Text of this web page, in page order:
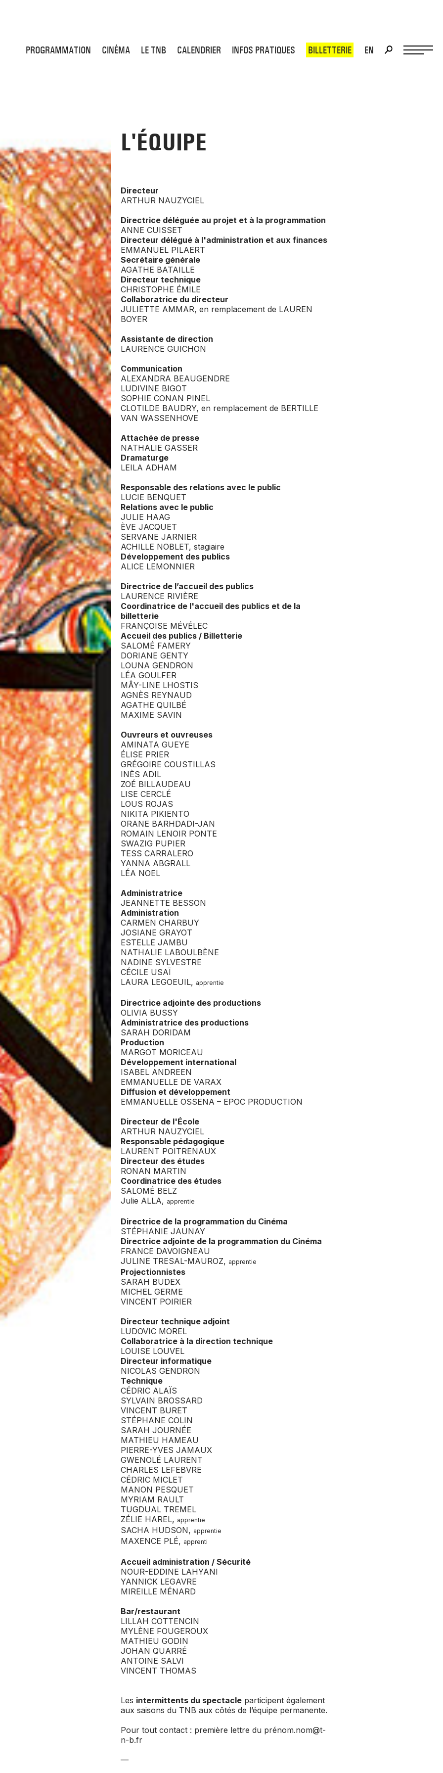
PROGRAMMATION CINÉMA LE TNB CALENDRIER INFOS PRATIQUES BILLETTERIE EN
L'ÉQUIPE
Directeur
ARTHUR NAUZYCIEL
Directrice déléguée au projet et à la programmation
ANNE CUISSET
Directeur délégué à l'administration et aux finances
EMMANUEL PILAERT
Secrétaire générale
AGATHE BATAILLE
Directeur technique
CHRISTOPHE ÉMILE
Collaboratrice du directeur
JULIETTE AMMAR, en remplacement de LAUREN
BOYER
Assistante de direction
LAURENCE GUICHON
Communication
ALEXANDRA BEAUGENDRE
LUDIVINE BIGOT
SOPHIE CONAN PINEL
CLOTILDE BAUDRY, en remplacement de BERTILLE
VAN WASSENHOVE
Attachée de presse
NATHALIE GASSER
Dramaturge
LEILA ADHAM
Responsable des relations avec le public
LUCIE BENQUET
Relations avec le public
JULIE HAAG
ÈVE JACQUET
SERVANE JARNIER
ACHILLE NOBLET, stagiaire
Développement des publics
ALICE LEMONNIER
Directrice de l’accueil des publics
LAURENCE RIVIÈRE
Coordinatrice de l'accueil des publics et de la
billetterie
FRANÇOISE MÉVÉLEC
Accueil des publics / Billetterie
SALOMÉ FAMERY
DORIANE GENTY
LOUNA GENDRON
LÉA GOULFER
MÂY-LINE LHOSTIS
AGNÈS REYNAUD
AGATHE QUILBÉ
MAXIME SAVIN
Ouvreurs et ouvreuses
AMINATA GUEYE
ÉLISE PRIER
GRÉGOIRE COUSTILLAS
INÈS ADIL
ZOÉ BILLAUDEAU
LISE CERCLÉ
LOUS ROJAS
NIKITA PIKIENTO
ORANE BARHDADI-JAN
ROMAIN LENOIR PONTE
SWAZIG PUPIER
TESS CARRALERO
YANNA ABGRALL
LÉA NOEL
Administratrice
JEANNETTE BESSON
Administration
CARMEN CHARBUY
JOSIANE GRAYOT
ESTELLE JAMBU
NATHALIE LABOULBÈNE
NADINE SYLVESTRE
CÉCILE USAÏ
LAURA LEGOEUIL, apprentie
Directrice adjointe des productions
OLIVIA BUSSY
Administratrice des productions
SARAH DORIDAM
Production
MARGOT MORICEAU
Développement international
ISABEL ANDREEN
EMMANUELLE DE VARAX
Diffusion et développement
EMMANUELLE OSSENA – EPOC PRODUCTION
Directeur de l'École
ARTHUR NAUZYCIEL
Responsable pédagogique
LAURENT POITRENAUX
Directeur des études
RONAN MARTIN
Coordinatrice des études
SALOMÉ BELZ
Julie ALLA, apprentie
Directrice de la programmation du Cinéma
STÉPHANIE JAUNAY
Directrice adjointe de la programmation du Cinéma
FRANCE DAVOIGNEAU
JULINE TRESAL-MAUROZ, apprentie
Projectionnistes
SARAH BUDEX
MICHEL GERME
VINCENT POIRIER
Directeur technique adjoint
LUDOVIC MOREL
Collaboratrice à la direction technique
LOUISE LOUVEL
Directeur informatique
NICOLAS GENDRON
Technique
CÉDRIC ALAÏS
SYLVAIN BROSSARD
VINCENT BURET
STÉPHANE COLIN
SARAH JOURNÉE
MATHIEU HAMEAU
PIERRE-YVES JAMAUX
GWENOLÉ LAURENT
CHARLES LEFEBVRE
CÉDRIC MICLET
MANON PESQUET
MYRIAM RAULT
TUGDUAL TREMEL
ZÉLIE HAREL, apprentie
SACHA HUDSON, apprentie
MAXENCE PLÉ, apprenti
Accueil administration / Sécurité
NOUR-EDDINE LAHYANI
YANNICK LEGAVRE
MIREILLE MÉNARD
Bar/restaurant
LILLAH COTTENCIN
MYLÈNE FOUGEROUX
MATHIEU GODIN
JOHAN QUARRÉ
ANTOINE SALVI
VINCENT THOMAS
Les intermittents du spectacle participent également
aux saisons du TNB aux côtés de l’équipe permanente.
Pour tout contact : première lettre du prénom.nom@t-
n-b.fr
—